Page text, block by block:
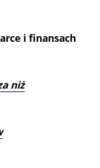
i finansach
niż